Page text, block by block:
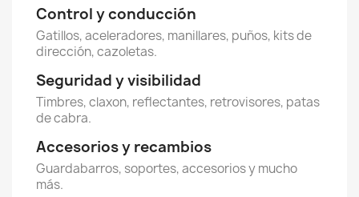
Control y conducción
Gatillos, aceleradores, manillares, puños, kits de
dirección, cazoletas.
Seguridad y visibilidad
Timbres, claxon, reflectantes, retrovisores, patas
de cabra.
Accesorios y recambios
Guardabarros, soportes, accesorios y mucho
más.